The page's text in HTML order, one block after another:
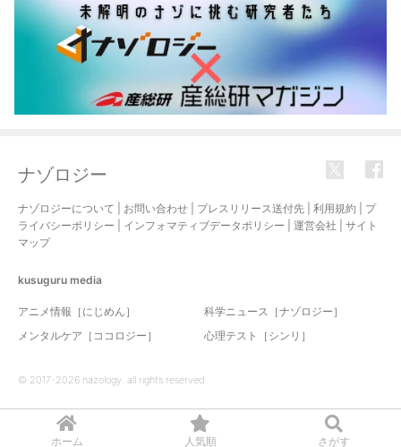
ホーム 人気順 さがす
ナゾロジー
ナゾロジーについて お問い合わせ プレスリリース送付先 利用規約
プ
ライバシーポリシー
インフォマティブデータポリシー 運営会社
サイト
マップ
kusuguru media
アニメ情報［にじめん］
科学ニュース［ナゾロジー］
メンタルケア［ココロジー］
心理テスト［シンリ］
© 2017-2026 nazology. all rights reserved.